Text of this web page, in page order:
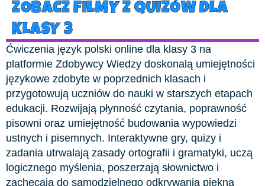
ZOBACZ FILMY Z QUIZÓW DLA
KLASY 3
Ćwiczenia język polski online dla klasy 3 na
platformie Zdobywcy Wiedzy doskonalą umiejętności
językowe zdobyte w poprzednich klasach i
przygotowują uczniów do nauki w starszych etapach
edukacji. Rozwijają płynność czytania, poprawność
pisowni oraz umiejętność budowania wypowiedzi
ustnych i pisemnych. Interaktywne gry, quizy i
zadania utrwalają zasady ortografii i gramatyki, uczą
logicznego myślenia, poszerzają słownictwo i
zachęcają do samodzielnego odkrywania piękna